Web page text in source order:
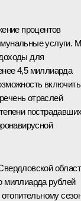
процентов
услуги.
для
4,5 миллиарда
включить
отраслей
миллиарда рублей